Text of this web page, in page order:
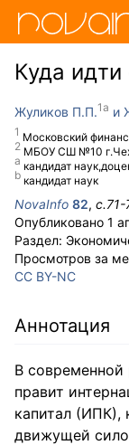
Куда
Жуликов П.П.
Московский
кандидат
МБОУ СШ №10
кандидат наук
NovaInfo 82, с.71-
Опубликовано 1
Раздел:
Просмотров за
CC BY-NC
Аннотация
В
правит
капитал (ИПК),
движущей